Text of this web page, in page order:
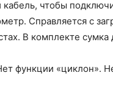
чтобы
Справляется с
В комплекте сумка
функции «циклон».